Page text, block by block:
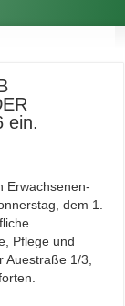
ein.
Erwachsenen-
dem 1.
Pflege und
Auestraße 1/3,